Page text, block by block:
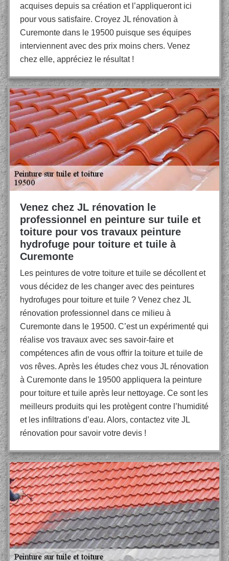
acquises depuis sa création et l’appliqueront ici
pour vous satisfaire. Croyez JL rénovation à
Curemonte dans le 19500 puisque ses équipes
interviennent avec des prix moins chers. Venez
chez elle, appréciez le résultat !
Venez chez JL rénovation le
professionnel en peinture sur tuile et
toiture pour vos travaux peinture
hydrofuge pour toiture et tuile à
Curemonte
Les peintures de votre toiture et tuile se décollent et
vous décidez de les changer avec des peintures
hydrofuges pour toiture et tuile ? Venez chez JL
rénovation professionnel dans ce milieu à
Curemonte dans le 19500. C’est un expérimenté qui
réalise vos travaux avec ses savoir-faire et
compétences afin de vous offrir la toiture et tuile de
vos rêves. Après les études chez vous JL rénovation
à Curemonte dans le 19500 appliquera la peinture
pour toiture et tuile après leur nettoyage. Ce sont les
meilleurs produits qui les protègent contre l’humidité
et les infiltrations d’eau. Alors, contactez vite JL
rénovation pour savoir votre devis !